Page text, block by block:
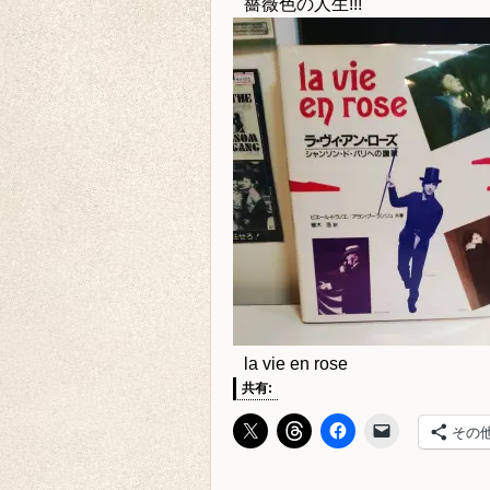
薔薇色の人生!!!
la vie en rose
共有:
その